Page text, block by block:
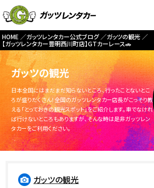
HOME ガッツレンタカー公式ブログ
ガッツの観光
【ガッツレンタカー豊明西川町店】GTカーレース🚗
ガッツの観光
日本全国にはまだまだ知らないところ、行ったことないとこ
ろが盛りだくさん！全国のガッツレンタカー店長がこっそり教
える「とっておきの観光スポット」をご紹介します。車でなけれ
ば行けないところもありますが、そんな時は是非ガッツレン
タカーをご利用ください。
ガッツの観光